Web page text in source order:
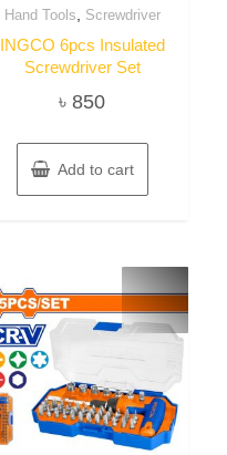
Hand Tools Screwdriver
INGCO 6pcs Insulated
Screwdriver Set
৳850
Add to cart